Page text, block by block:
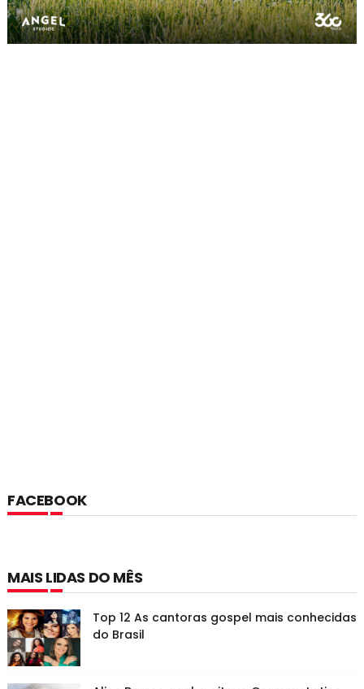
FACEBOOK
MAIS LIDAS DO MÊS
Top 12 As cantoras gospel mais conhecidas
do Brasil